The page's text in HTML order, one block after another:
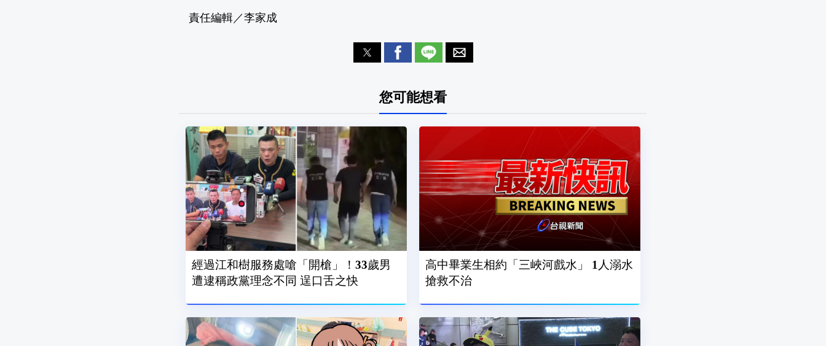
責任編輯／李家成
您可能想看
經過江和樹服務處嗆「開槍」！33歲男
遭逮稱政黨理念不同 逞口舌之快
高中畢業生相約「三峽河戲水」 1人溺水
搶救不治